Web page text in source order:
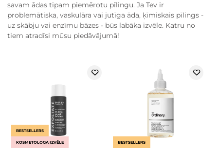
savam ādas tipam piemērotu pīlingu. Ja Tev ir
problemātiska, vaskulāra vai jutīga āda, ķīmiskais pīlings -
uz skābju vai enzīmu bāzes - būs labāka izvēle. Katru no
tiem atradīsi mūsu piedāvājumā!
BESTSELLERS
KOSMETOLOGA IZVĒLE BESTSELLERS